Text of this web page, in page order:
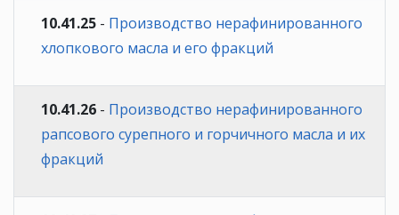
10.41.25 - Производство нерафинированного
хлопкового масла и его фракций
10.41.26 - Производство нерафинированного
рапсового сурепного и горчичного масла и их
фракций